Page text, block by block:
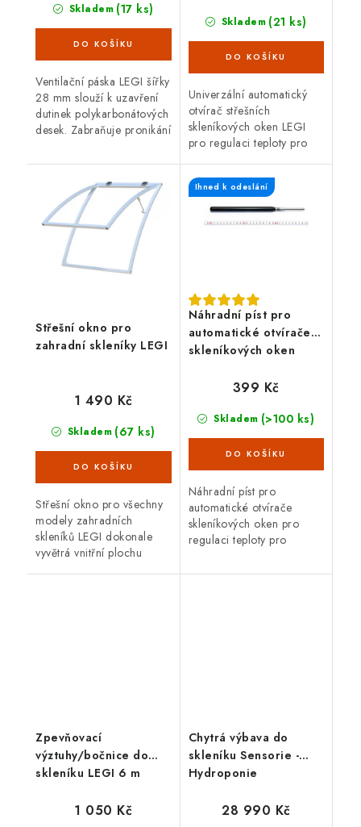
Skladem (17 ks)
Ventilační páska LEGI šířky
28 mm slouží k uzavření
dutinek polykarbonátových
desek. Zabraňuje pronikání
řasám. Zdvojnásobuje
životnost komůrkového...
Skladem (21 ks)
Univerzální automatický
otvírač střešních
skleníkových oken LEGI
pro regulaci teploty pro
je kompatibilní pro většinu
zahradních
polykarbonátových...
Střešní okno pro
zahradní skleníky LEGI
Skladem (67 ks)
1 490 Kč
Střešní okno pro všechny
modely zahradních
skleníků LEGI dokonale
vyvětrá vnitřní plochu
Náhradní píst pro
automatické otvírače
skleníkových oken
Ihned k odeslání
Skladem (>100 ks)
399 Kč
Náhradní píst pro
automatické otvírače
skleníkových oken pro
regulaci teploty pro
Zpevňovací
výztuhy/bočnice do
skleníku LEGI 6 m
1 050 Kč
Chytrá výbava do
skleníku Sensorie -
Hydroponie
28 990 Kč